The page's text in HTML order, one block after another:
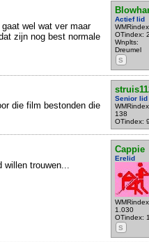
Actief lid
OTindex:
Wnplts:
Dreumel
S
wel wat ver maar
zijn nog best normale
Senior lid
138
OTindex:
die film bestonden die
Cappie
Erelid
1.030
OTindex:
S
trouwen...